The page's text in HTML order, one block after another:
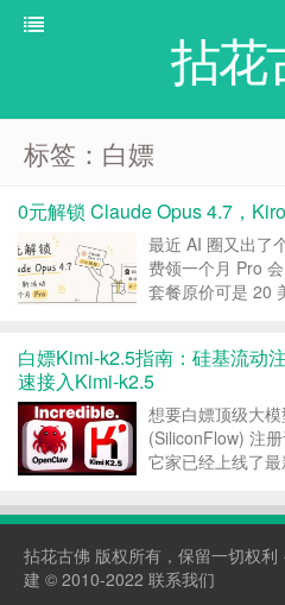
拈花
标签：白嫖
0元解锁 Claude Opus 4.7，
最近 AI 圈又出了
费领一个月 Pro
套餐原价可是 20
白嫖Kimi-k2.5指南：硅基流动
速接入Kimi-k2.5
想要白嫖顶级大
(SiliconFlow) 注
它家已经上线了
快、完全免费的
拈花古佛 版权所有，保留一切权利 ·
建 © 2010-2022 联系我们